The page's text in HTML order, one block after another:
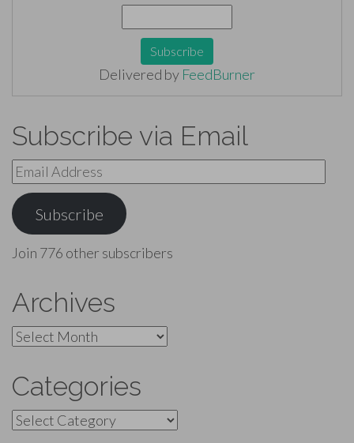
Delivered by FeedBurner
Subscribe via Email
Email
Address
Subscribe
Join 776 other subscribers
Archives
Archives
Categories
Categories